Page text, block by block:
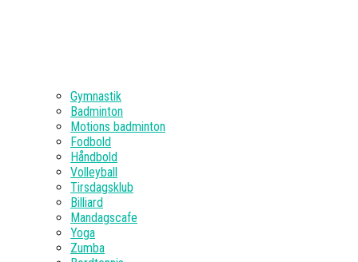
Gymnastik
Badminton
Motions badminton
Fodbold
Håndbold
Volleyball
Tirsdagsklub
Billiard
Mandagscafe
Yoga
Zumba